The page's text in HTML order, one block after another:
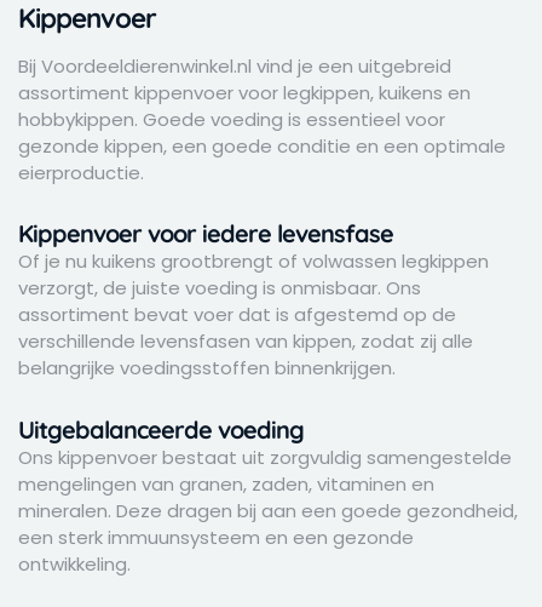
Kippenvoer
Bij Voordeeldierenwinkel.nl vind je een uitgebreid
assortiment kippenvoer voor legkippen, kuikens en
hobbykippen. Goede voeding is essentieel voor
gezonde kippen, een goede conditie en een optimale
eierproductie.
Kippenvoer voor iedere levensfase
Of je nu kuikens grootbrengt of volwassen legkippen
verzorgt, de juiste voeding is onmisbaar. Ons
assortiment bevat voer dat is afgestemd op de
verschillende levensfasen van kippen, zodat zij alle
belangrijke voedingsstoffen binnenkrijgen.
Uitgebalanceerde voeding
Ons kippenvoer bestaat uit zorgvuldig samengestelde
mengelingen van granen, zaden, vitaminen en
mineralen. Deze dragen bij aan een goede gezondheid,
een sterk immuunsysteem en een gezonde
ontwikkeling.